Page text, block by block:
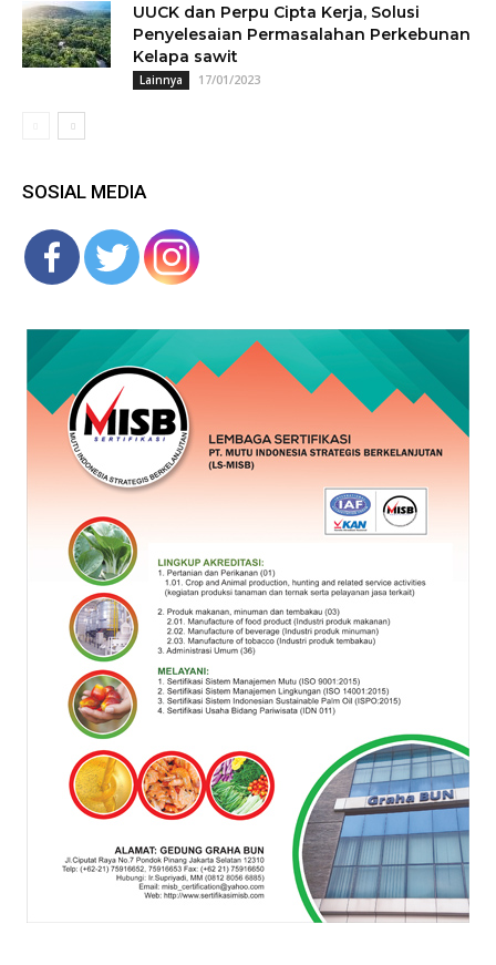
UUCK dan Perpu Cipta Kerja, Solusi
Penyelesaian Permasalahan Perkebunan
Kelapa sawit
Lainnya 17/01/2023
SOSIAL MEDIA